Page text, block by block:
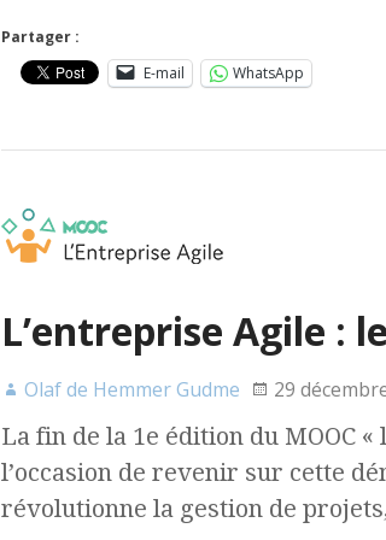
Partager :
E-mail
WhatsApp
L’entreprise Agile :
Olaf de Hemmer Gudme 29
La fin de la 1e édition du MOOC
l’occasion de revenir sur cette
révolutionne la gestion de